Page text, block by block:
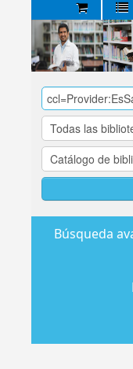
Biblioteca
Central
EsSalud
Búsqueda